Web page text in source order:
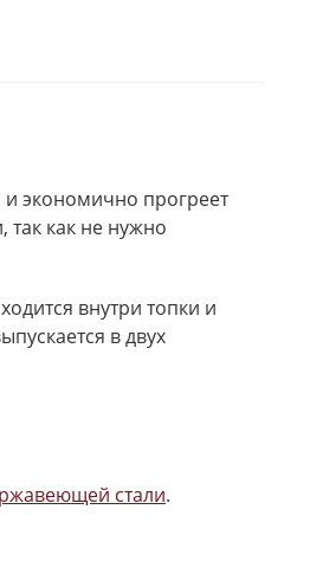
экономично прогреет
как не нужно
внутри топки и
в двух
стали.